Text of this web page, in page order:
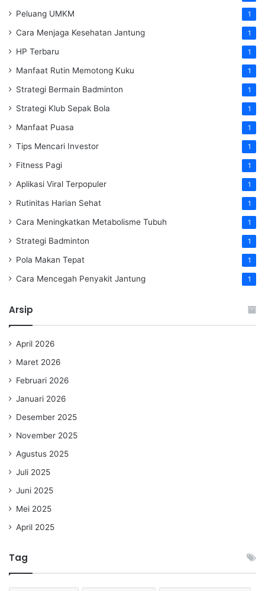
Peluang UMKM 1
Cara Menjaga Kesehatan Jantung 1
HP Terbaru 1
Manfaat Rutin Memotong Kuku 1
Strategi Bermain Badminton 1
Strategi Klub Sepak Bola 1
Manfaat Puasa 1
Tips Mencari Investor 1
Fitness Pagi 1
Aplikasi Viral Terpopuler 1
Rutinitas Harian Sehat 1
Cara Meningkatkan Metabolisme Tubuh 1
Strategi Badminton 1
Pola Makan Tepat 1
Cara Mencegah Penyakit Jantung 1
Arsip
April 2026
Maret 2026
Februari 2026
Januari 2026
Desember 2025
November 2025
Agustus 2025
Juli 2025
Juni 2025
Mei 2025
April 2025
Tag